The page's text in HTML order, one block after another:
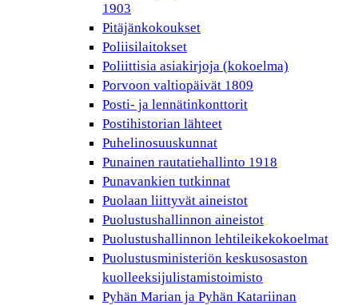
1903
Pitäjänkokoukset
Poliisilaitokset
Poliittisia asiakirjoja (kokoelma)
Porvoon valtiopäivät 1809
Posti- ja lennätinkonttorit
Postihistorian lähteet
Puhelinosuuskunnat
Punainen rautatiehallinto 1918
Punavankien tutkinnat
Puolaan liittyvät aineistot
Puolustushallinnon aineistot
Puolustushallinnon lehtileikekokoelmat
Puolustusministeriön keskusosaston
kuolleeksijulistamistoimisto
Pyhän Marian ja Pyhän Katariinan